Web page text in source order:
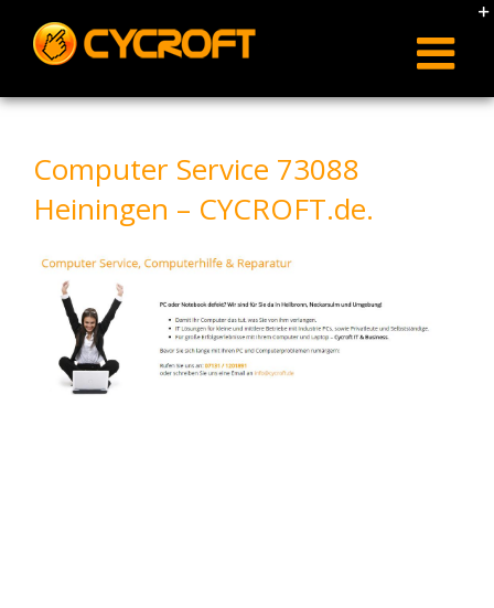
content
Computer Service 73088
Heiningen – CYCROFT.de.